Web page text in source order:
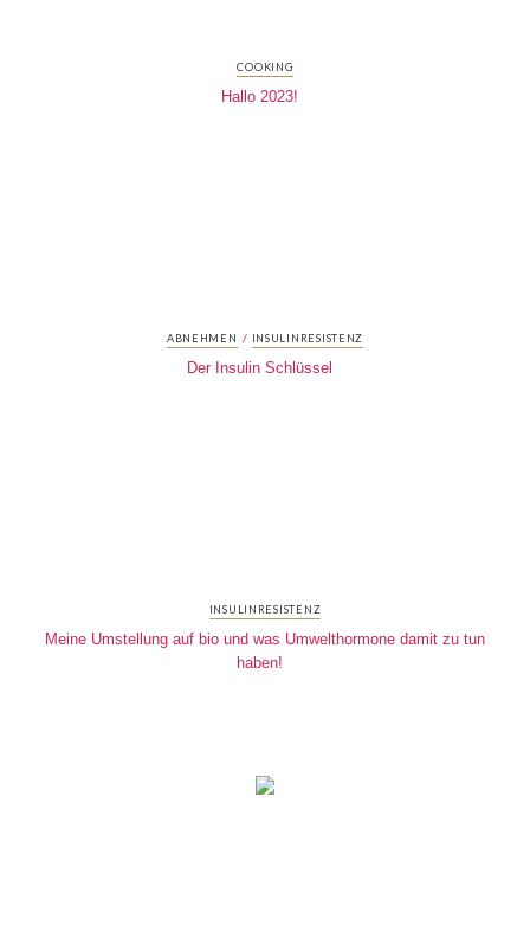
COOKING
Hallo 2023!
ABNEHMEN / INSULINRESISTENZ
Der Insulin Schlüssel
INSULINRESISTENZ
Meine Umstellung auf bio und was Umwelthormone damit zu tun
haben!